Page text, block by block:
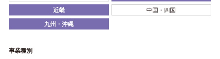
近畿 中国・四国
九州・沖縄
事業種別